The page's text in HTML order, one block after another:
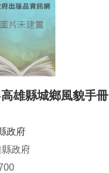
雄縣城鄉風貌手冊
政府
政府